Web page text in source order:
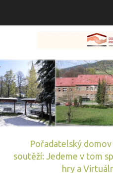
Pořadatelský
soutěží: Jedeme v tom
hry a